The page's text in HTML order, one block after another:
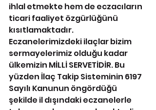
ihlal etmekte hem de eczacıların
ticari faaliyet özgürlüğünü
kısıtlamaktadır.
Eczanelerimizdeki ilaçlar bizim
sermayelerimiz olduğu kadar
ülkemizin MİLLİ SERVETİDİR. Bu
yüzden İlaç Takip Sisteminin 6197
Sayılı Kanunun öngördüğü
şekilde il dışındaki eczanelerle